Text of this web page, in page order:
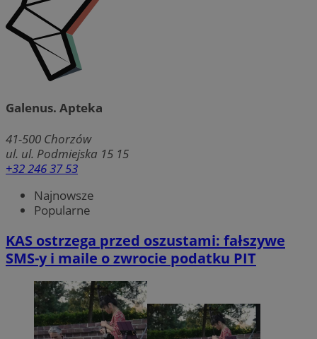
Galenus. Apteka
41-500 Chorzów
ul. ul. Podmiejska 15 15
+32 246 37 53
Najnowsze
Popularne
KAS ostrzega przed oszustami: fałszywe
SMS-y i maile o zwrocie podatku PIT